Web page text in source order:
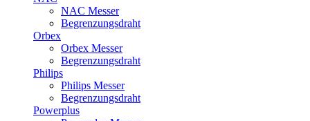
NAC Messer
Begrenzungsdraht
Orbex
Orbex Messer
Begrenzungsdraht
Philips
Philips Messer
Begrenzungsdraht
Powerplus